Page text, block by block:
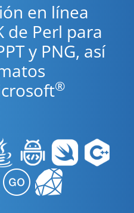
en línea
de Perl para
y PNG, así
®